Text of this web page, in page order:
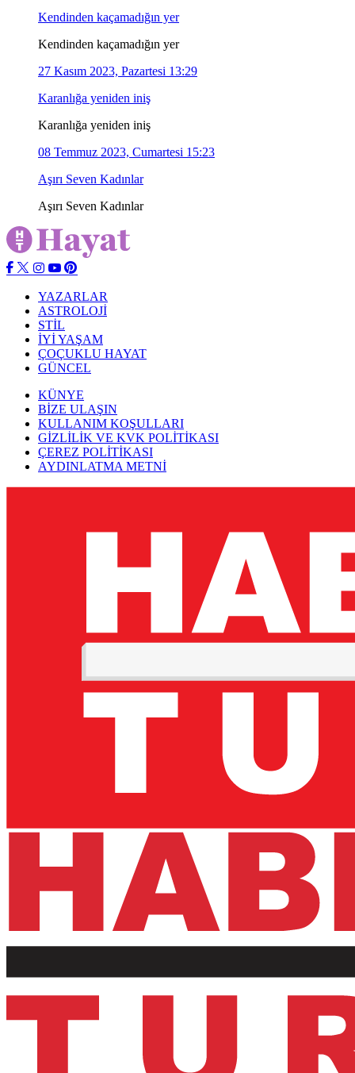
Kendinden kaçamadığın yer
Kendinden kaçamadığın yer
27 Kasım 2023, Pazartesi 13:29
Karanlığa yeniden iniş
Karanlığa yeniden iniş
08 Temmuz 2023, Cumartesi 15:23
Aşırı Seven Kadınlar
Aşırı Seven Kadınlar
YAZARLAR
ASTROLOJİ
STİL
İYİ YAŞAM
ÇOÇUKLU HAYAT
GÜNCEL
KÜNYE
BİZE ULAŞIN
KULLANIM KOŞULLARI
GİZLİLİK VE KVK POLİTİKASI
ÇEREZ POLİTİKASI
AYDINLATMA METNİ